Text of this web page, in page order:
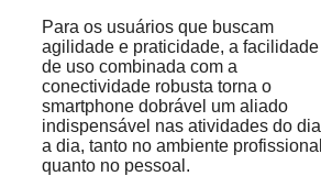
Para os usuários que buscam
agilidade e praticidade, a facilidade
de uso combinada com a
conectividade robusta torna o
smartphone dobrável um aliado
indispensável nas atividades do dia
a dia, tanto no ambiente profissional
quanto no pessoal.